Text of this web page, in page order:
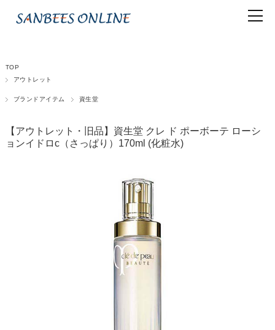
TOP
アウトレット
ブランドアイテム 資生堂
【アウトレット・旧品】資生堂 クレ ド ポーボーテ ローシ
ョンイドロc（さっぱり）170ml (化粧水)